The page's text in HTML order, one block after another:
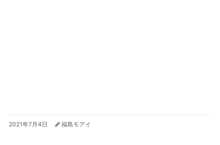
2021年7月4日 福島モアイ